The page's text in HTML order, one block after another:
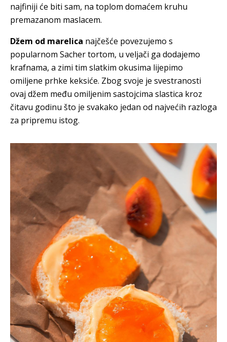
najfiniji će biti sam, na toplom domaćem kruhu
premazanom maslacem.
Džem od marelica najčešće povezujemo s
popularnom Sacher tortom, u veljači ga dodajemo
krafnama, a zimi tim slatkim okusima lijepimo
omiljene prhke keksiće. Zbog svoje je svestranosti
ovaj džem među omiljenim sastojcima slastica kroz
čitavu godinu što je svakako jedan od najvećih razloga
za pripremu istog.